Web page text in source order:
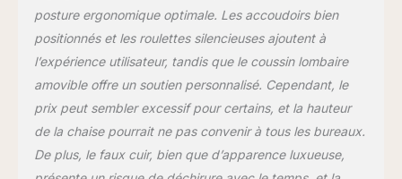
enveloppante améliore la
Siège pivotant avec
roulettes
multidirectionnelles :
base à cinq branches,
roulettes fluides pour se
déplacer facilement
posture ergonomique optimale. Les accoudoirs bien
positionnés et les roulettes silencieuses ajoutent à
l’expérience utilisateur, tandis que le coussin lombaire
amovible offre un soutien personnalisé. Cependant, le
prix peut sembler excessif pour certains, et la hauteur
de la chaise pourrait ne pas convenir à tous les bureaux.
De plus, le faux cuir, bien que d’apparence luxueuse,